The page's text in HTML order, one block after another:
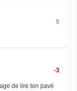
0
-3
de lire ton pavé